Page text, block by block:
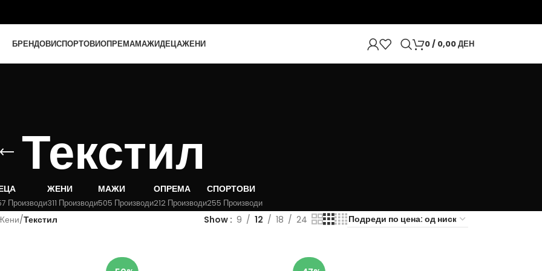
БРЕНДОВИСПОРТОВИОПРЕМАМАЖИДЕЦАЖЕНИ 0/ 0,00ДЕН
Текстил
Производи
ЖЕНИ
311 Производи
МАЖИ
505 Производи
ОПРЕМА
212 Производи
СПОРТОВИ
255 Производи
/Текстил Show 9 12 18 24